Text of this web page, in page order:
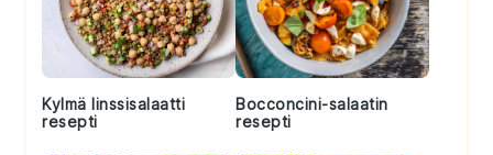
Kylmä linssisalaatti
resepti
Bocconcini-salaatin
resepti